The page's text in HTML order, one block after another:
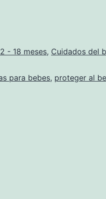
- 18 meses, Cuidados del
para bebes, proteger al